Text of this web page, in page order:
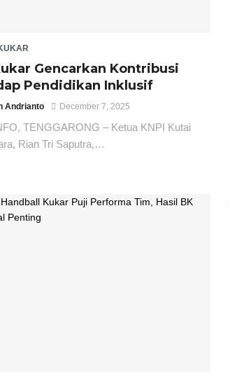
Gencarkan Kontribusi
Pendidikan Inklusif
Andrianto December 7, 2025
TENGGARONG – Ketua KNPI Kutai
Rian Tri Saputra,…